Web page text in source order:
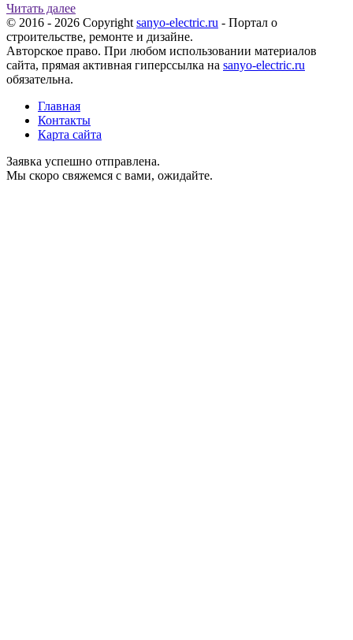
Читать далее
© 2016 - 2026 Copyright sanyo-electric.ru - Портал о
строительстве, ремонте и дизайне.
Авторское право. При любом использовании материалов
сайта, прямая активная гиперссылка на sanyo-electric.ru
обязательна.
Главная
Контакты
Карта сайта
Заявка успешно отправлена.
Мы скоро свяжемся с вами, ожидайте.